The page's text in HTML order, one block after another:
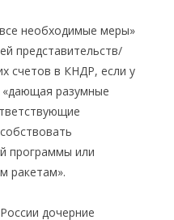
необходимые меры»
представительств/
счетов в КНДР, если у
разумные
программы или
ракетам».
дочерние